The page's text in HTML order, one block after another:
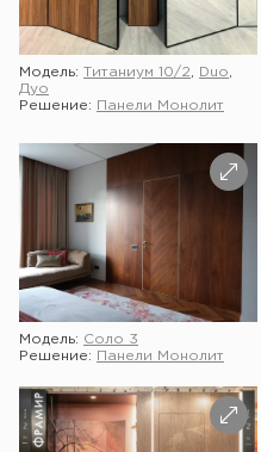
Модель: Титаниум 10/2 Duo
Дуо
Решение:
Панели Монолит
Модель: Соло 3
Решение:
Панели Монолит